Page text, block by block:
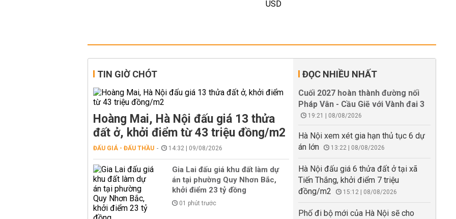
TIN GIỜ CHÓT
Hoàng Mai, Hà Nội đấu giá 13 thửa
đất ở, khởi điểm từ 43 triệu đồng/m2
ĐẤU GIÁ - ĐẤU THẦU 14:32 | 09/08/2026
Gia Lai đấu giá khu đất làm dự
án tại phường Quy Nhơn Bắc,
khởi điểm 23 tỷ đồng
01 phút trước
ĐỌC NHIỀU NHẤT
Cuối 2027 hoàn thành đường nối
Pháp Vân - Cầu Giẽ với Vành đai 3
19:21 | 08/08/2026
Hà Nội xem xét gia hạn thủ tục 6 dự
án lớn
13:22 | 08/08/2026
Hà Nội đấu giá 6 thửa đất ở tại xã
Tiến Thắng, khởi điểm 7 triệu
đồng/m2
15:12 | 08/08/2026
Phố đi bộ mới của Hà Nội sẽ cho